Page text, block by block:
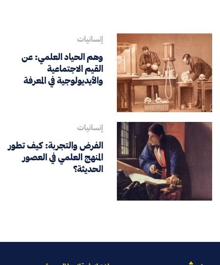
إنسانيات
وهم الحياد العلمي: عن
القيم الاجتماعية
والأيديولوجية في المعرفة
إنسانيات
الفرض والتجربة: كيف تطور
المنهج العلمي في العصور
الحديثة؟